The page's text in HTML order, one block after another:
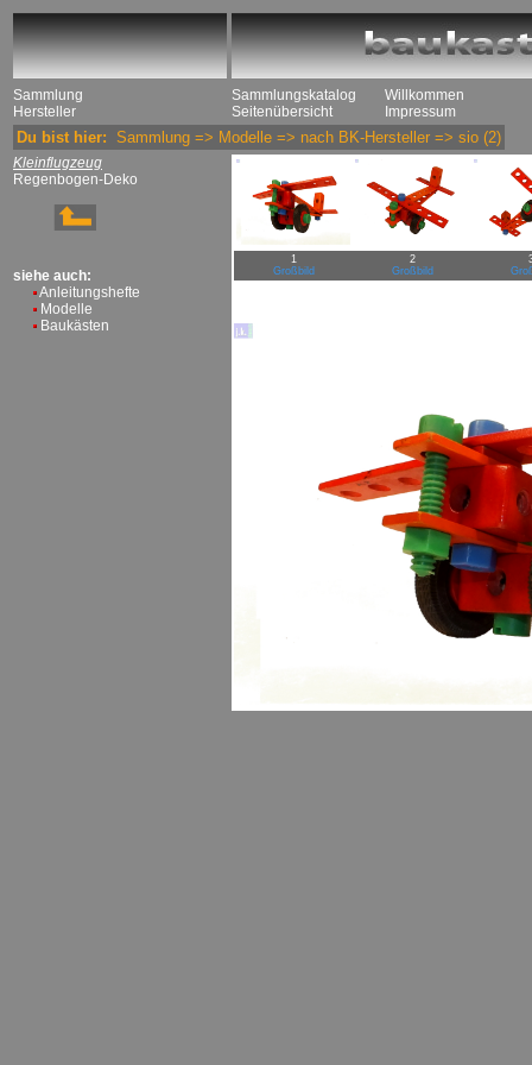
Sammlung
Hersteller
Sammlungskatalog
Seitenübersicht
Willkommen
Impressum
Du bist hier: Sammlung => Modelle => nach BK-Hersteller => sio (2)
Kleinflugzeug
Regenbogen-Deko
siehe auch:
Anleitungshefte
Modelle
Baukästen
1
Großbild
2
Großbild